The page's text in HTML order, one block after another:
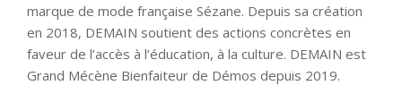
marque de mode française Sézane. Depuis sa création
en 2018, DEMAIN soutient des actions concrètes en
faveur de l’accès à l’éducation, à la culture. DEMAIN est
Grand Mécène Bienfaiteur de Démos depuis 2019.